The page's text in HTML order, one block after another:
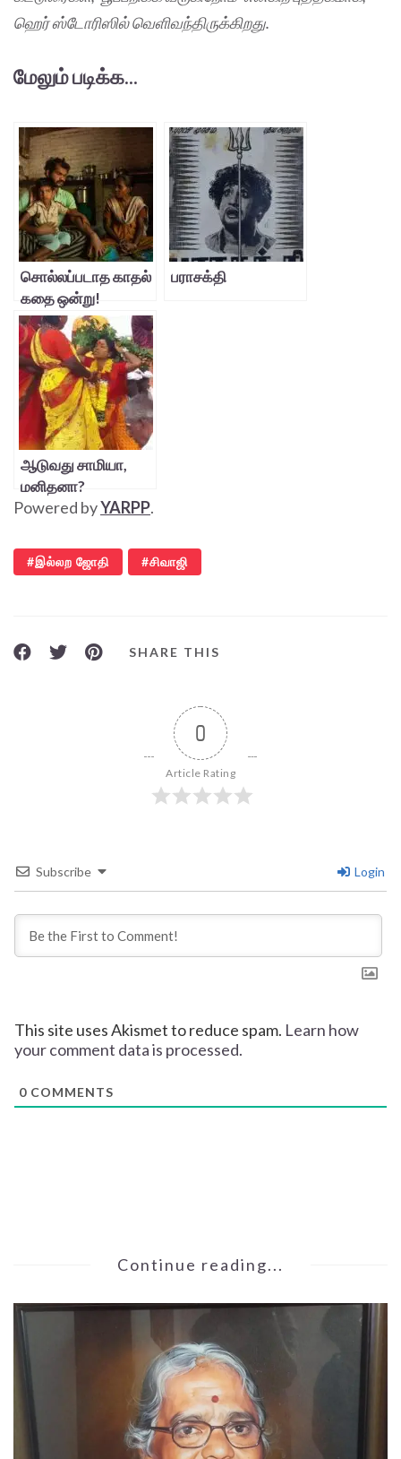
ஹெர் ஸ்டோரிஸில் வெளிவந்திருக்கிறது.
மேலும் படிக்க...
சொல்லப்படாத காதல்
கதை ஒன்று!
பராசக்தி
ஆடுவது சாமியா,
மனிதனா?
Powered byYARPP.
இல்லற ஜோதி சிவாஜி
SHARE THIS
0
Article Rating
Subscribe Login
This site uses Akismet to reduce spam. Learn how
your comment data is processed.
0 COMMENTS
Continue reading...